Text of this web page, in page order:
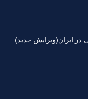
ایران(ویرایش جدید)